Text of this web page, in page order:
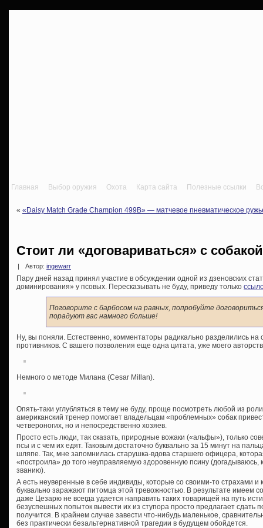
Главная Выбор оружия Охота Карта сайта Полезные ссылки
« «Daisy Match Grade Champion 499B» — матчевое пневматическое
Стоит ли «договариваться» с
| Автор: ingewarr
Пару дней назад принял участие в обсуждении одной из дзеновских
доминирования» у псовых. Пересказывать не буду, приведу только
Поговорите с барбосом на равных, попробуйте
порадуют вас намного больше!
Ну, вы поняли. Естественно, комментаторы радикально разделились на
противников. С вашего позволения еще одна цитата, уже моего
Немного о методе Милана (Cesar Millan).
Опять-таки углубляться в тему не буду, проще посмотреть любой из
американский тренер помогает владельцам «проблемных» собак
четвероногих, но и непосредственно хозяев.
Просто есть люди, так сказать, природные вожаки («альфы»), только
псы и с чем их едят. Таковым достаточно буквально за 15 минут на
шляпе. Так, мне запомнилась старушка-вдова старшего офицера,
«построила» до того неуправляемую здоровенную псину (догадываюсь,
званию).
А есть неуверенные в себе индивиды, которые со своими-то страхами и
буквально заражают питомца этой тревожностью. В результате имеем
даже Цезарю не всегда удается направить таких товарищей на путь
безуспешных попыток вывести их из ступора просто предлагает сдать
получится. В крайнем случае завести что-нибудь маленькое,
без практически безальтернативной трагедии в будущем обойдется.